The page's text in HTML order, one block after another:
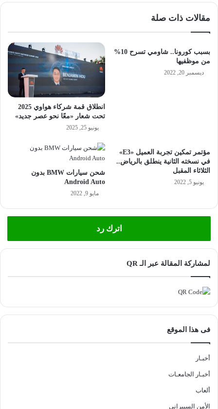
مقالات ذات صلة
بسبب كورونا.. شاومي تسرح 10%
من موظفيها
ديسمبر 20, 2022
انطلاق قمة شركاء هواوي 2025
تحت شعار «معًا نحو عصر جديد»
يونيو 25, 2025
مؤتمر تمكين تجربة العميل «E3»
في نسخته الثانية ينطلق بالرياض..
الثلاثاء المقبل
يونيو 5, 2022
شحن سيارات BMW بدون
Android Auto
مايو 9, 2022
اترك رد
لمشاركة المقالة عبر الـ QR
فى هذا الموقع
أخبـار
أخبـار الجامعـات
ألعاب
الأمن السيبراني